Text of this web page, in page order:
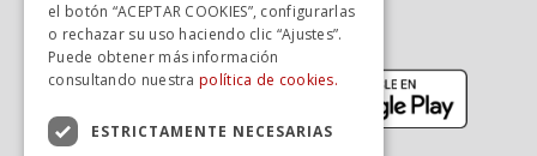
Sugerencias y reclamaciones
Descarga la APP:
(se abre en nueva ventana)
(se
el botón “ACEPTAR COOKIES”, configurarlas
o rechazar su uso haciendo clic “Ajustes”.
Puede obtener más información
consultando nuestra política de cookies.
ESTRICTAMENTE NECESARIAS